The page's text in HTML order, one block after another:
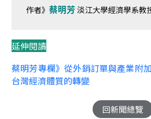
作者》 蔡明芳 淡江大學經濟學系教
延伸閱讀
蔡明芳專欄》從外銷訂單與產業附
台灣經濟體質的轉變
回新聞總覽